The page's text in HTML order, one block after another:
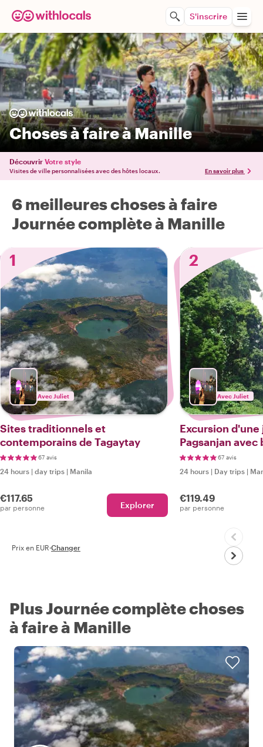
S'inscrire
Choses à faire à Manille
Découvrir Votre style
Visites de ville personnalisées avec des hôtes locaux. En savoir plus
6 meilleures choses à faire
Journée complète à Manille
1
Avec Juliet
Sites traditionnels et
contemporains de Tagaytay
67 avis
24 hours | day trips | Manila
€117.65
par personne Explorer
2
Avec Juliet
Excursion d'une
Pagsanjan avec
67 avis
24 hours | Day trips |
€119.49
par personne
Prix en EUR·Changer
Plus Journée complète choses
à faire à Manille